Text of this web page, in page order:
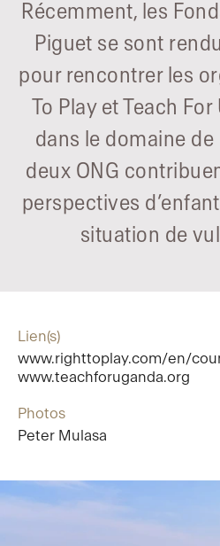
Récemment, les
Piguet se sont
pour rencontrer les
To Play et Teach
dans le domaine
deux ONG
perspectives
situation de
Lien(s)
www.righttoplay.com/en/
www.teachforuganda.org
Photos
Peter Mulasa